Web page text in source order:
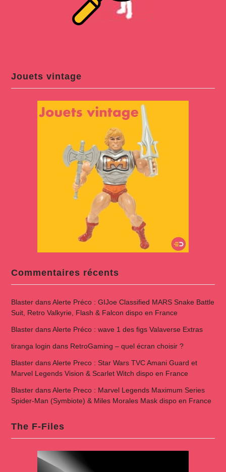
Jouets vintage
Commentaires récents
BlasterdansAlerte Préco : GIJoe Classified MARS Snake Battle
Suit, Retro Valkyrie, Flash & Falcon dispo en France
BlasterdansAlerte Préco : wave 1 des figs Valaverse Extras
tiranga login dans RetroGaming – quel écran choisir ?
BlasterdansAlerte Preco : Star Wars TVC Amani Guard et
Marvel Legends Vision & Scarlet Witch dispo en France
BlasterdansAlerte Preco : Marvel Legends Maximum Series
Spider-Man (Symbiote) & Miles Morales Mask dispo en France
The F-Files